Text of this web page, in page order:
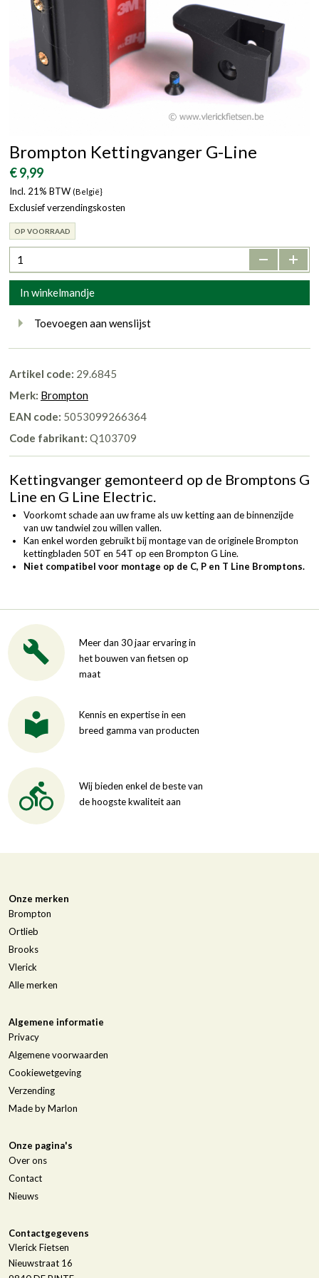
Brompton Kettingvanger G-Line
€ 9,99
Incl. 21% BTW (België}
Exclusief verzendingskosten
OP VOORRAAD
- +
In winkelmandje
Toevoegen aan wenslijst
Artikel code: 29.6845
Merk: Brompton
EAN code: 5053099266364
Code fabrikant: Q103709
Kettingvanger gemonteerd op de Bromptons G
Line en G Line Electric.
Voorkomt schade aan uw frame als uw ketting aan de binnenzijde
van uw tandwiel zou willen vallen.
Kan enkel worden gebruikt bij montage van de originele Brompton
kettingbladen 50T en 54T op een Brompton G Line.
Niet compatibel voor montage op de C, P en T Line Bromptons.
Meer dan 30 jaar ervaring in
het bouwen van fietsen op
maat
Kennis en expertise in een
breed gamma van producten
Wij bieden enkel de beste van
de hoogste kwaliteit aan
Onze merken
Brompton
Ortlieb
Brooks
Vlerick
Alle merken
Algemene informatie
Privacy
Algemene voorwaarden
Cookiewetgeving
Verzending
Made by Marlon
Onze pagina's
Over ons
Contact
Nieuws
Contactgegevens
Vlerick Fietsen
Nieuwstraat 16